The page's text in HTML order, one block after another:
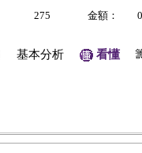
275 金額：
基本分析 看懂